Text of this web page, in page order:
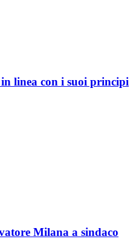
linea con i suoi principi
Milana a sindaco